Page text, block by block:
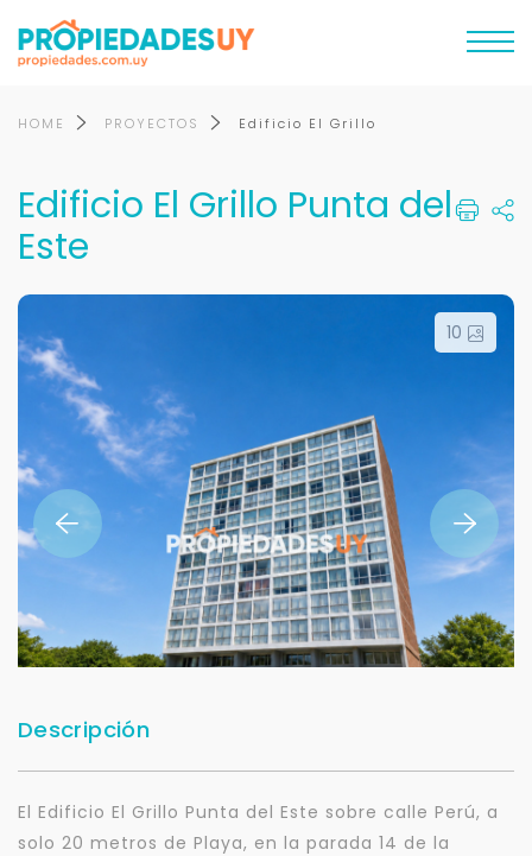
HOME PROYECTOS Edificio El Grillo
Edificio El Grillo Punta del
Este
10
Descripción
El Edificio El Grillo Punta del Este sobre calle Perú, a
solo 20 metros de Playa, en la parada 14 de la